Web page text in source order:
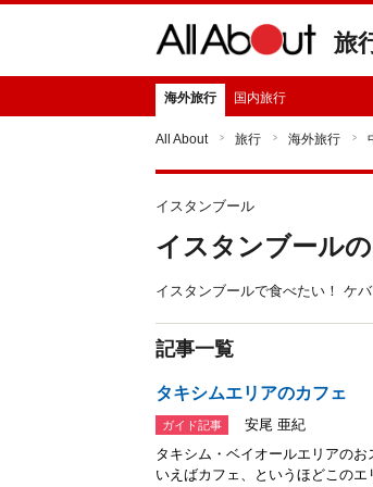
旅
海外旅行 国内旅行
All About 旅行 海外旅行
イスタンブール
イスタンブール
イスタンブールで食べたい！ ケ
記事一覧
タキシムエリアのカフェ
ガイド記事
安尾 亜紀
タキシム・ベイオールエリアの
いえばカフェ、というほどこの